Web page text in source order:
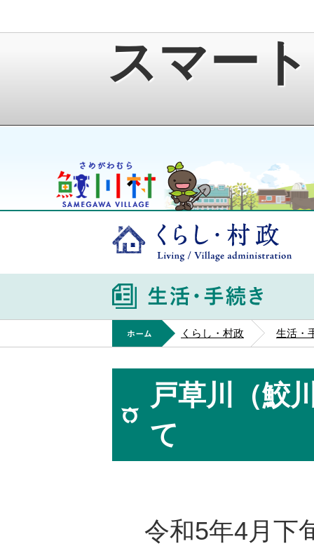
スマー
鮫川村公式ホームページ
ゆうきくん
ホーム
くらし・村政 生活・
戸草川（鮫
て
令和5年4月下